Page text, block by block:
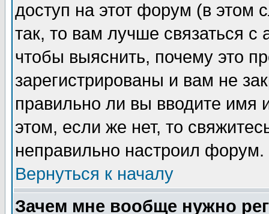
доступ на этот форум (в этом
так, то вам лучше связаться
чтобы выяснить, почему это
зарегистрированы и вам не
правильно ли вы вводите
этом, если же нет, то
неправильно настроил форум.
Вернуться к началу
Зачем мне вообще нужно